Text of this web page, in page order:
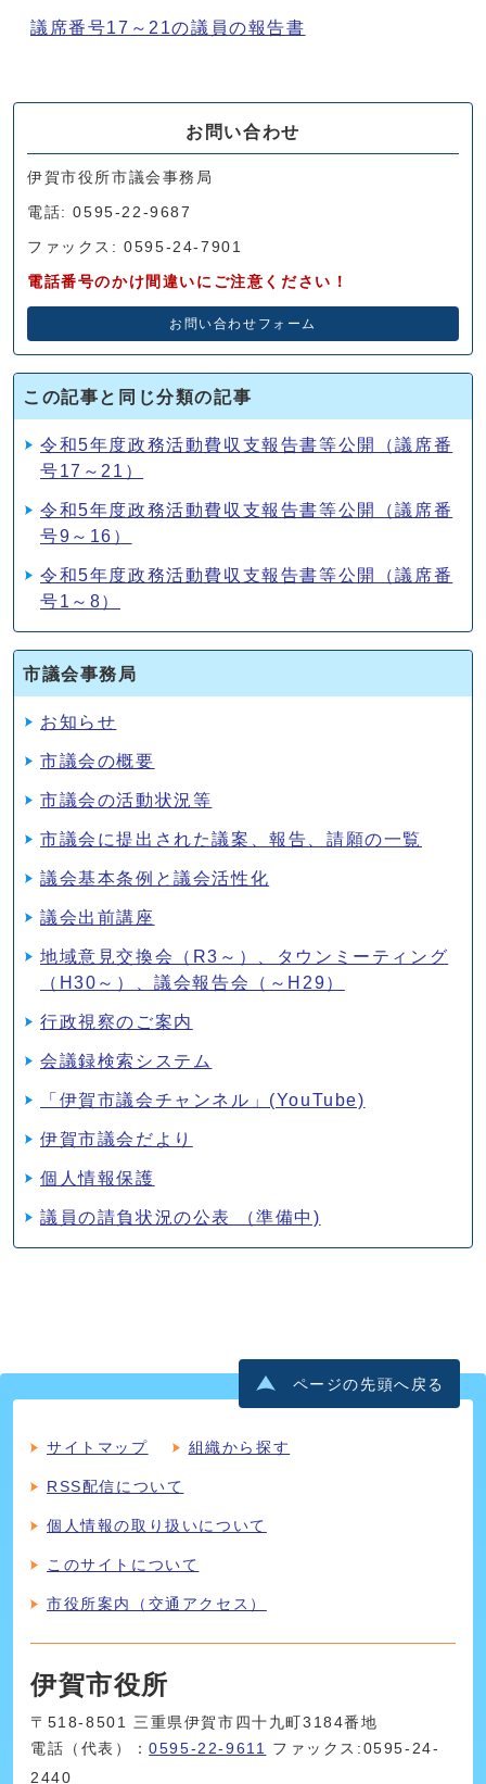
議席番号17～21の議員の報告書
お問い合わせ
伊賀市役所市議会事務局
電話: 0595-22-9687
ファックス: 0595-24-7901
電話番号のかけ間違いにご注意ください！
お問い合わせフォーム
この記事と同じ分類の記事
令和5年度政務活動費収支報告書等公開（議席番
号17～21）
令和5年度政務活動費収支報告書等公開（議席番
号9～16）
令和5年度政務活動費収支報告書等公開（議席番
号1～8）
市議会事務局
お知らせ
市議会の概要
市議会の活動状況等
市議会に提出された議案、報告、請願の一覧
議会基本条例と議会活性化
議会出前講座
地域意見交換会（R3～）、タウンミーティング
（H30～）、議会報告会（～H29）
行政視察のご案内
会議録検索システム
「伊賀市議会チャンネル」(YouTube)
伊賀市議会だより
個人情報保護
議員の請負状況の公表 （準備中)
ページの先頭へ戻る
サイトマップ 組織から探す
RSS配信について
個人情報の取り扱いについて
このサイトについて
市役所案内（交通アクセス）
伊賀市役所
〒518-8501 三重県伊賀市四十九町3184番地
電話（代表）：0595-22-9611
ファックス:0595-24-
2440